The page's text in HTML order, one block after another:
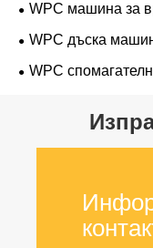
WPC машина за
WPC дъска
WPC